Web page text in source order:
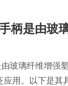
柄是由玻
玻璃纤维增强
应用。以下是其